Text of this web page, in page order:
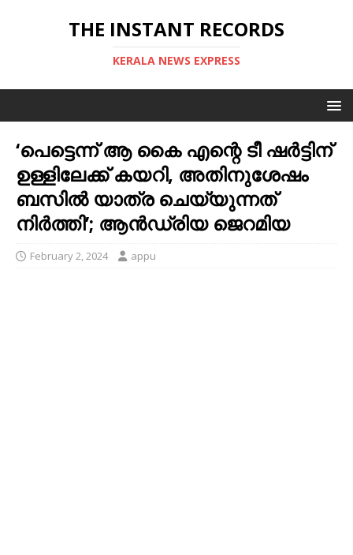
THE INSTANT RECORDS
KERALA NEWS EXPRESS
‘പെട്ടെന്ന് ആ കൈ എന്റെ ടീ ഷർട്ടിന്
ഉള്ളിലേക്ക് കയറി, അതിനുശേഷം
ബസിൽ യാത്ര ചെയ്യുന്നത്
നിർത്തി’; ആൻഡ്രിയ ജെറമിയ
February 2, 2024 appu